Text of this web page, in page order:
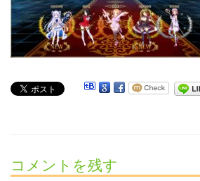
コメントを残す